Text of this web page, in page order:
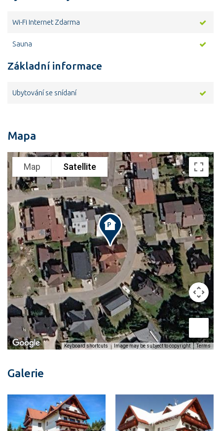
Wi-Fi Internet Zdarma
Sauna
Základní informace
Ubytování se snídaní
Mapa
Map Satellite
Keyboard shortcuts Image may be subject to copyright Terms
Galerie